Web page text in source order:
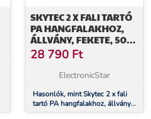
SKYTEC 2 X FALI TARTÓ
PA HANGFALAKHOZ,
ÁLLVÁNY, FEKETE, 50
KG MAX.
28 790 Ft
ElectronicStar
Hasonlók, mint Skytec 2 x fali
tartó PA hangfalakhoz, állvány,
fekete, 50 kg max.